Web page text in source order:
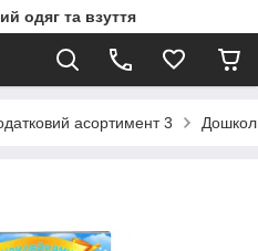
одяг та взуття
асортимент 3